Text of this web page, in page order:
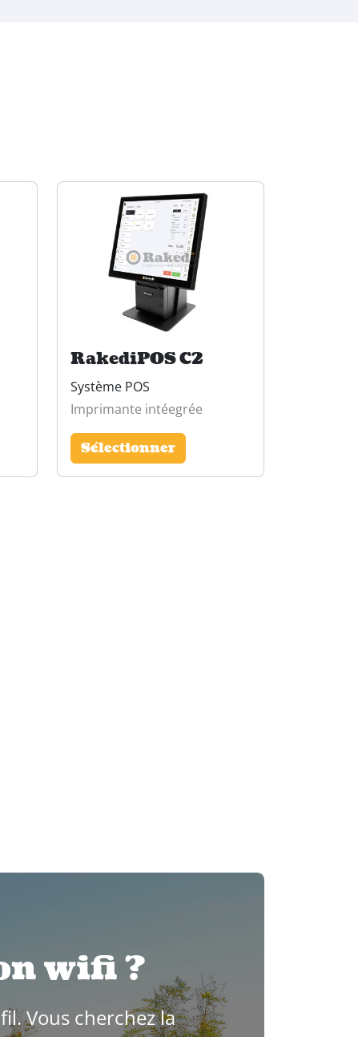
RakediPOS C2
Système POS
Imprimante intéegrée
Sélectionner
wifi ?
Vous cherchez la